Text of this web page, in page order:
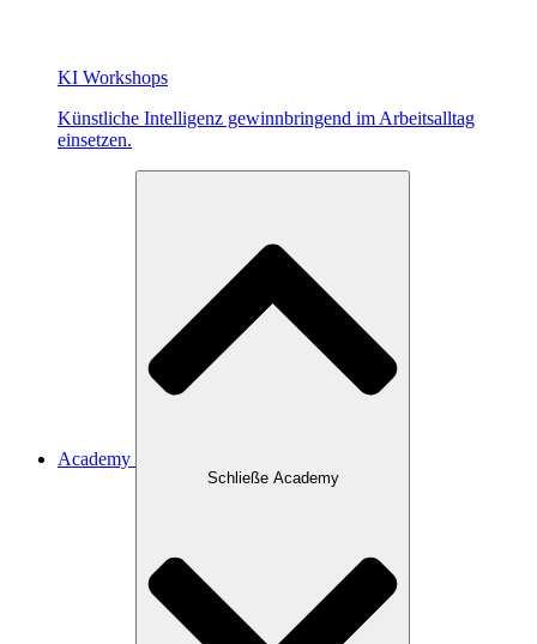
KI Workshops
Künstliche Intelligenz gewinnbringend im Arbeitsalltag
einsetzen.
Academy
Schließe Academy